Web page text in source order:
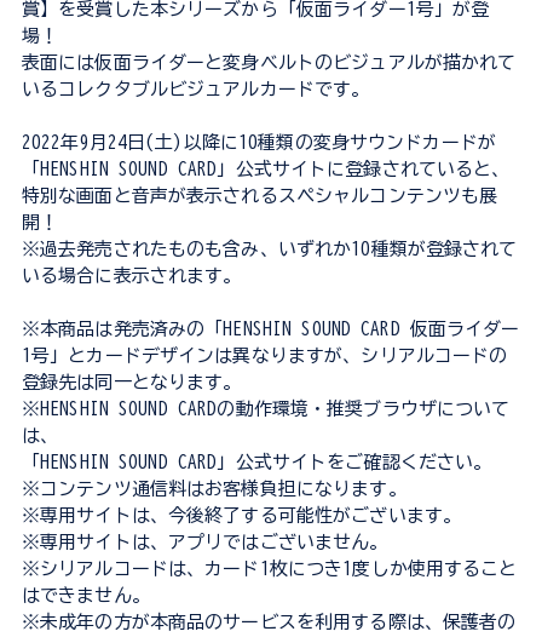
賞】を受賞した本シリーズから「仮面ライダー1号」が登
場！
表面には仮面ライダーと変身ベルトのビジュアルが描かれて
いるコレクタブルビジュアルカードです。
2022年9月24日(土)以降に10種類の変身サウンドカードが
「HENSHIN SOUND CARD」公式サイトに登録されていると、
特別な画面と音声が表示されるスペシャルコンテンツも展
開！
※過去発売されたものも含み、いずれか10種類が登録されて
いる場合に表示されます。
※本商品は発売済みの「HENSHIN SOUND CARD 仮面ライダー
1号」とカードデザインは異なりますが、シリアルコードの
登録先は同一となります。
※HENSHIN SOUND CARDの動作環境・推奨ブラウザについて
は、
「HENSHIN SOUND CARD」公式サイトをご確認ください。
※コンテンツ通信料はお客様負担になります。
※専用サイトは、今後終了する可能性がございます。
※専用サイトは、アプリではございません。
※シリアルコードは、カード1枚につき1度しか使用すること
はできません。
※未成年の方が本商品のサービスを利用する際は、保護者の